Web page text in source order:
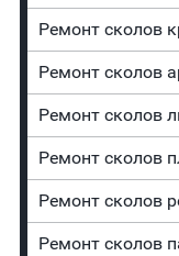
Ремонт сколов
Ремонт сколов
Ремонт сколов
Ремонт сколов
Ремонт сколов
Ремонт сколов